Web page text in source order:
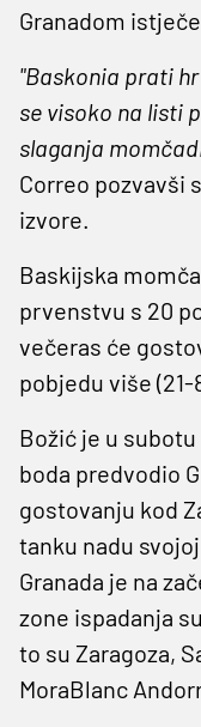
Granadom
"Baskonia prati
se visoko na listi
slaganja
Correo pozvavši
izvore.
Baskijska
prvenstvu s 20
večeras će
pobjedu više
Božić je u
boda predvodio
gostovanju kod
tanku nadu
Granada je na
zone ispadanja
to su Zaragoza,
MoraBlanc